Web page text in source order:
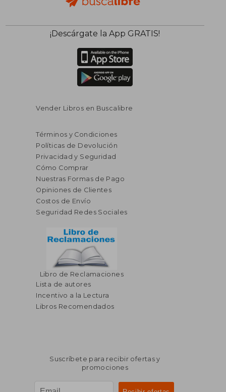
¡Descárgate la App GRATIS!
Vender Libros en Buscalibre
Términos y Condiciones
Políticas de Devolución
Privacidad y Seguridad
Cómo Comprar
Nuestras Formas de Pago
Opiniones de Clientes
Costos de Envío
Seguridad Redes Sociales
Libro de Reclamaciones
Lista de autores
Incentivo a la Lectura
Libros Recomendados
Suscríbete para recibir ofertas y
promociones